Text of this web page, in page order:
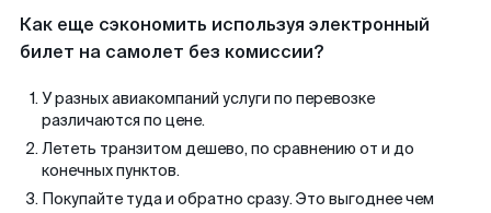
Как еще сэкономить используя электронный
билет на самолет без комиссии?
У разных авиакомпаний услуги по перевозке
различаются по цене.
Лететь транзитом дешево, по сравнению от и до
конечных пунктов.
Покупайте туда и обратно сразу. Это выгоднее чем